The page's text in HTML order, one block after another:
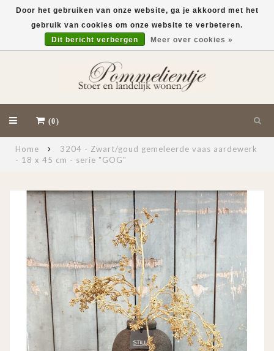
(0)
Home
3204 - Zwart/goud gemeleerde vaas aardewerk
- 18 x 45 cm - serie "GOG"
Door het gebruiken van onze website, ga je akkoord met het
gebruik van cookies om onze website te verbeteren.
Dit bericht verbergen
Meer over cookies »